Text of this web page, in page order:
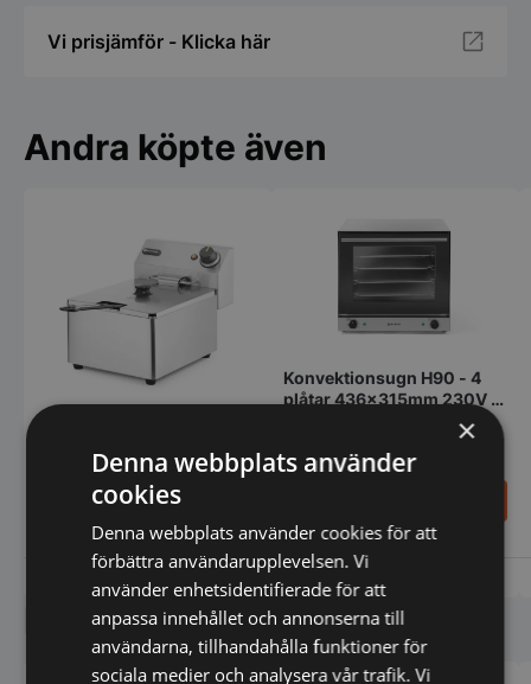
Vi prisjämför - Klicka här
Andra köpte även
230V 3300W
1.709,00SEK
Konvektionsugn H90 - 4
plåtar 436x315mm 230V -
Liknande produkter
×
Denna webbplats använder
cookies
Denna webbplats använder cookies för att
förbättra användarupplevelsen. Vi
använder enhetsidentifierade för att
anpassa innehållet och annonserna till
användarna, tillhandahålla funktioner för
sociala medier och analysera vår trafik. Vi